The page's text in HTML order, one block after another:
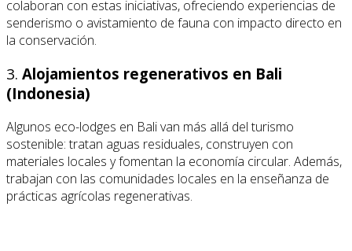
colaboran con estas iniciativas, ofreciendo experiencias de
senderismo o avistamiento de fauna con impacto directo en
la conservación.
3. Alojamientos regenerativos en Bali
(Indonesia)
Algunos eco-lodges en Bali van más allá del turismo
sostenible: tratan aguas residuales, construyen con
materiales locales y fomentan la economía circular. Además,
trabajan con las comunidades locales en la enseñanza de
prácticas agrícolas regenerativas.